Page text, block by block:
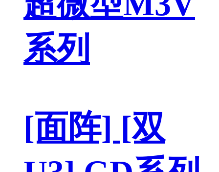
系列
[面阵] [双